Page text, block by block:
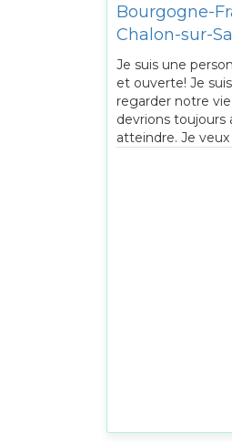
Bourgogne-
Chalon-sur-
Je suis une
et ouverte! Je
regarder notre
devrions toujours
atteindre. Je veux